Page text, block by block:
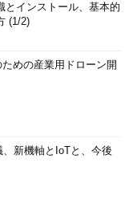
とインストール、基本的
(1/2)
めの産業用ドローン開
新機軸とIoTと、今後